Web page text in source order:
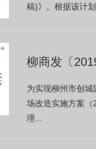
稿)》。根据该计
柳商发〔
为实现柳州市创
场改造实施方案
理...